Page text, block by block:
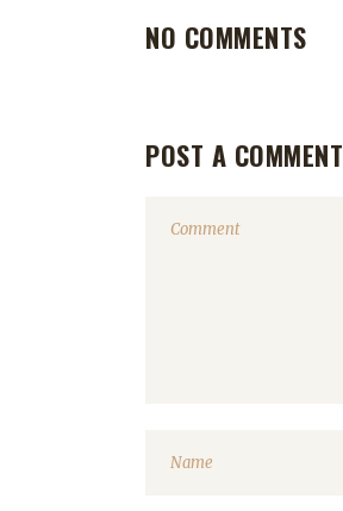
NO COMMENTS
POST A COMMENT